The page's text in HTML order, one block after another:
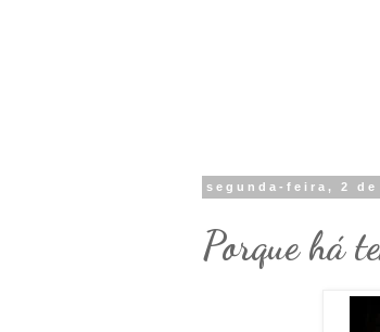
segunda-feira, 2 de
Porque há